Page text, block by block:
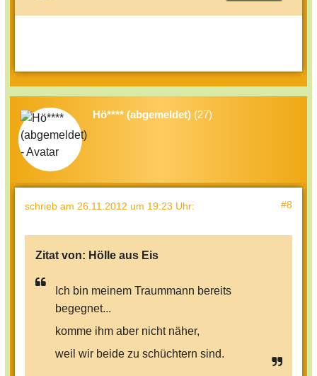
Hö**** (abgemeldet) (27)
schrieb am 26.11.2012 um 19:23 Uhr: #8
Zitat von: Hölle aus Eis
Ich bin meinem Traummann bereits
begegnet...
komme ihm aber nicht näher,
weil wir beide zu schüchtern sind.